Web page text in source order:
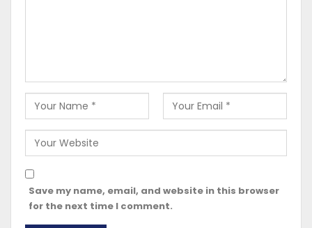
Save my name, email, and website in this browser
for the next time I comment.